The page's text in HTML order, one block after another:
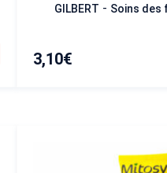
GILBERT - Soins des
3,10€